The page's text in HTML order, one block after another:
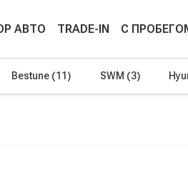
АВТО TRADE-IN С
Bestune (11) SWM (3)